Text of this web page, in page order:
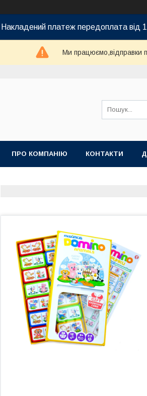
Накладений платеж передоплата від
Ми працюємо,відправки
ПРО КОМПАНІЮ КОНТАКТИ